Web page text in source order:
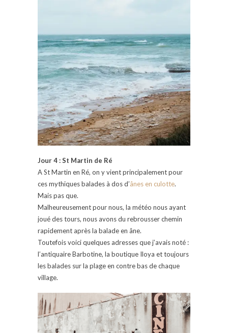
Jour 4 : St Martin de Ré
A St Martin en Ré, on y vient principalement pour
ces mythiques balades à dos d’ânes en culotte.
Mais pas que.
Malheureusement pour nous, la météo nous ayant
joué des tours, nous avons du rebrousser chemin
rapidement après la balade en âne.
Toutefois voici quelques adresses que j’avais noté :
l’antiquaire Barbotine, la boutique Iloya et toujours
les balades sur la plage en contre bas de chaque
village.